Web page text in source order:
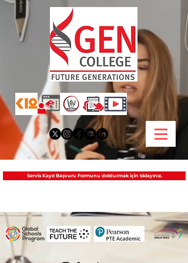
Servis Kayıt Başvuru Formunu doldurmak için tıklayınız.